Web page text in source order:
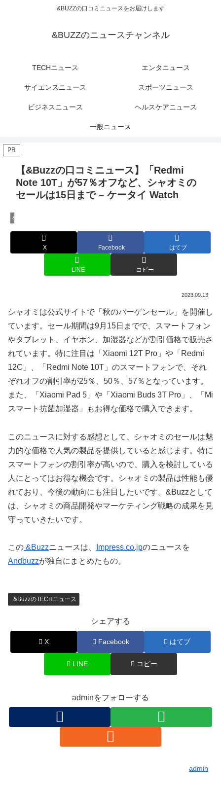
&BUZZの口コミニュースをお届けします
&BUZZのニュースチャンネル
TECHニュース エンタニュース
サイエンスニュース スポーツニュース
ビジネスニュース ヘルスケアニュース
一般ニュース
PR
【&Buzzの口コミニュース】「Redmi
Note 10T」が57％オフなど、シャオミの
セールは15日まで – ケータイ Watch
&BuzzのTECHニュース
X Facebook はてブ
LINE コピー
2023.09.13
シャオミは公式サイトで「秋のバーゲンセール」を開催し
ています。セール期間は9月15日までで、スマートフォン
やタブレット、イヤホン、加湿器などが割引価格で販売さ
れています。特に注目は「Xiaomi 12T Pro」や「Redmi
12C」、「Redmi Note 10T」のスマートフォンで、それ
ぞれオフの割引率が25％、50％、57％となっています。
また、「Xiaomi Pad 5」や「Xiaomi Buds 3T Pro」、「Mi
スマート抗菌加湿器」もお得な価格で購入できます。
このニュースに対する感想として、シャオミのセールは魅
力的な価格で人気の製品を提供していると感じます。特に
スマートフォンの割引率が高いので、購入を検討している
人にとってはお得な機会です。シャオミの製品は性能も優
れており、今後の動向にも注目したいです。&Buzzとして
は、シャオミの商品開発やマーケティング戦略の成果を見
守っていきたいです。
この &Buzzニュースは、 Impress.co.jpのニュースを
Andbuzzが独自にまとめたもの。
&BuzzのTECHニュース
シェアする
X Facebook はてブ
LINE コピー
adminをフォローする
admin